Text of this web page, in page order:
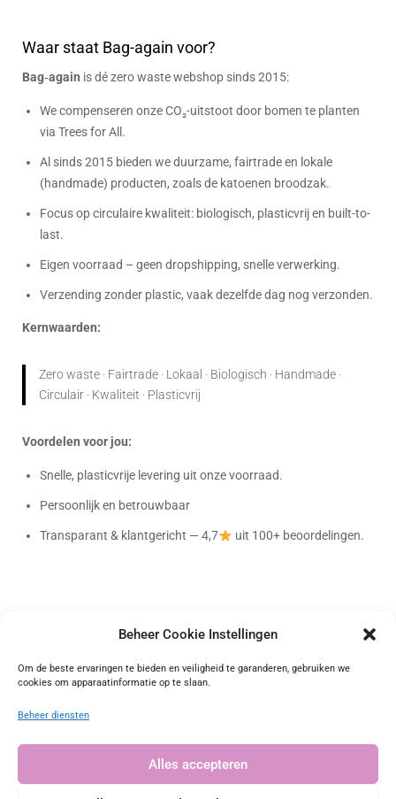
Beheer Cookie Instellingen
Om de beste ervaringen te bieden en veiligheid te garanderen, gebruiken we
cookies om apparaatinformatie op te slaan.
Beheer diensten
Alles accepteren
Waar staat Bag-again voor?
Bag‑again is dé zero waste webshop sinds 2015:
We compenseren onze CO₂-uitstoot door bomen te planten
via Trees for All.
Al sinds 2015 bieden we duurzame, fairtrade en lokale
(handmade) producten, zoals de katoenen broodzak.
Focus op circulaire kwaliteit: biologisch, plasticvrij en built-to-
last.
Eigen voorraad – geen dropshipping, snelle verwerking.
Verzending zonder plastic, vaak dezelfde dag nog verzonden.
Kernwaarden:
Zero waste · Fairtrade · Lokaal · Biologisch · Handmade ·
Circulair · Kwaliteit · Plasticvrij
Voordelen voor jou:
Snelle, plasticvrije levering uit onze voorraad.
Persoonlijk en betrouwbaar
Transparant & klantgericht — 4,7 uit 100+ beoordelingen.
Bag-again
4.72 waardering